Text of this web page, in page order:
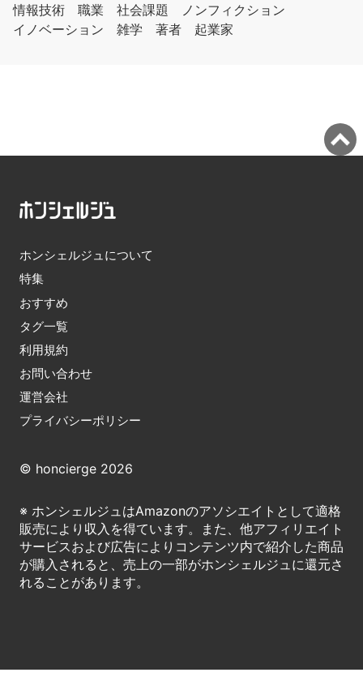
情報技術
職業 社会課題
ノンフィクション
イノベーション
雑学 著者 起業家
ホンシェルジュについて
特集
おすすめ
タグ一覧
利用規約
お問い合わせ
運営会社
プライバシーポリシー
© honcierge 2026
※ ホンシェルジュはAmazonのアソシエイトとして適格
販売により収入を得ています。また、他アフィリエイト
サービスおよび広告によりコンテンツ内で紹介した商品
が購入されると、売上の一部がホンシェルジュに還元さ
れることがあります。